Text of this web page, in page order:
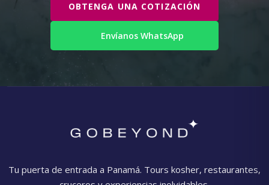
OBTENGA UNA COTIZACIÓN
Envíanos WhatsApp
Tu puerta de entrada a Panamá. Tours kosher, restaurantes,